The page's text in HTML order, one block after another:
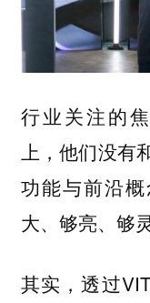
行业关注的
上，他们没有
功能与前沿
大、够亮、够
其实，透过